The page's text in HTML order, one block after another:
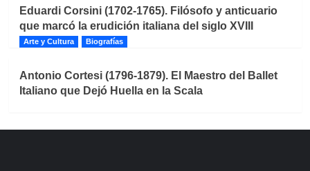
Eduardi Corsini (1702-1765). Filósofo y anticuario
que marcó la erudición italiana del siglo XVIII
Arte y Cultura Biografías
Antonio Cortesi (1796-1879). El Maestro del Ballet
Italiano que Dejó Huella en la Scala